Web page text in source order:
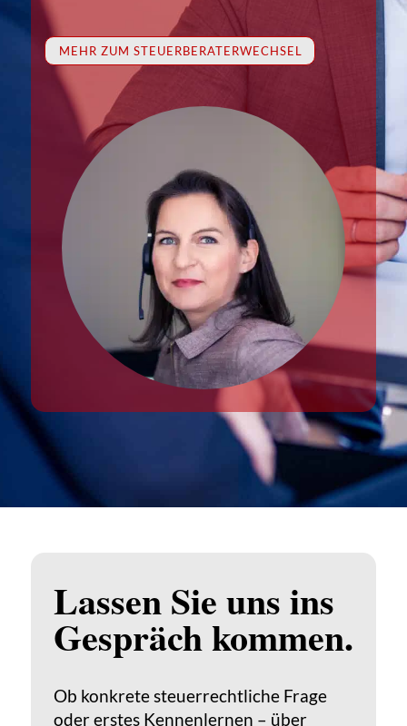
MEHR ZUM STEUERBERATERWECHSEL
Lassen Sie uns ins
Gespräch kommen.
Ob konkrete steuerrechtliche Frage
oder erstes Kennenlernen – über